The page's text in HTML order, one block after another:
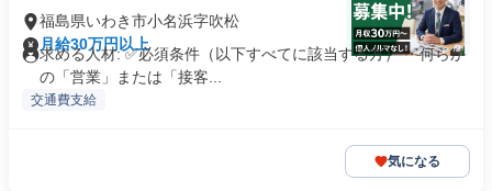
福島県いわき市小名浜字吹松
月給30万円以上
求める人材: ✅必須条件（以下すべてに該当する方） ・何らか
の「営業」または「接客...
交通費支給
気になる